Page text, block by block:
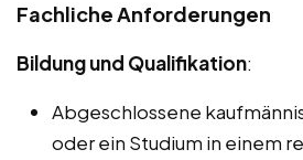
Fachliche Anforderungen
Bildung und Qualifikation:
Abgeschlossene
oder ein Studium in einem